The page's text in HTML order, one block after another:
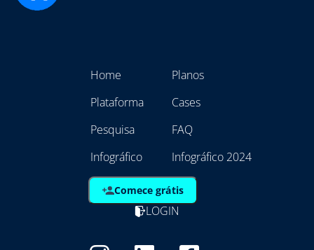
Home
Plataforma
Pesquisa
Infográfico
Planos
Cases
FAQ
Infográfico 2024
Comece grátis
LOGIN